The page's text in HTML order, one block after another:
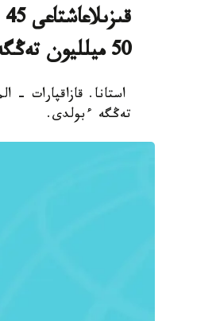
50 ميلليون تەڭگە ءبولدى
تەڭگە ءبولدى.